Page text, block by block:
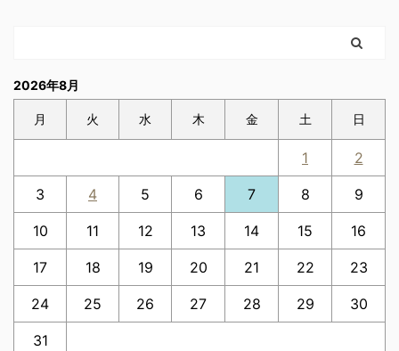
2026年8月
月 火 水 木 金 土 日
1 2
3 4 5 6 7 8 9
10 11 12 13 14 15 16
17 18 19 20 21 22 23
24 25 26 27 28 29 30
31